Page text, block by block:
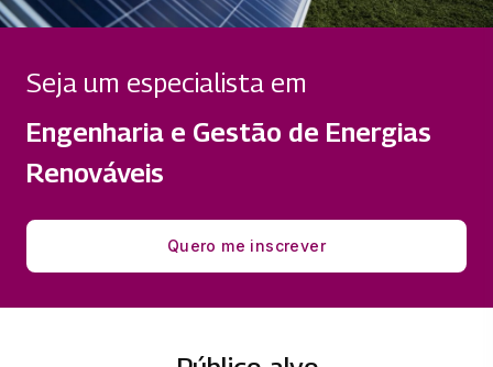
Seja um especialista em
Engenharia e Gestão de Energias
Renováveis
Quero me inscrever